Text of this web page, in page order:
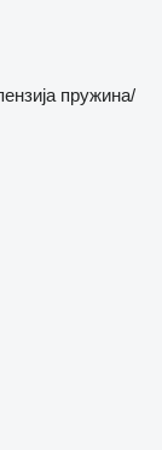
пружина/